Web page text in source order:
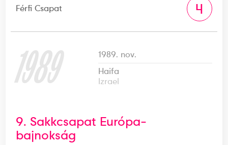
Férfi Csapat 4
1989
1989. nov.
Haifa
Izrael
9. Sakkcsapat Európa-
bajnokság